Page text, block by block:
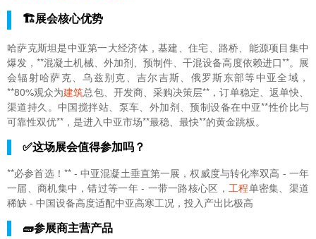
🏗️展会核心优势
哈萨克斯坦是中亚第一大经济体，基建、住宅、路桥、能源项目集中
爆发，**混凝土机械、外加剂、预制件、干混设备高度依赖进口**。展
会辐射哈萨克、乌兹别克、吉尔吉斯、俄罗斯东部等中亚全域，
**80%观众为建筑总包、开发商、采购决策层**，订单稳定、返单快、
渠道持久。中国搅拌站、泵车、外加剂、预制设备在中亚**性价比与
可靠性双优**，是进入中亚市场**最稳、最快**的黄金跳板。
✅这场展会值得参加吗？
**必参首选！** - 中亚混凝土垂直第一展，权威度与转化率双高 - 一年
一届、商机集中，错过等一年 - 一带一路核心区， 工程单密集、渠道
稀缺 - 中国设备高度适配中亚高寒工况，投入产出比极高
🧱参展商主营产品